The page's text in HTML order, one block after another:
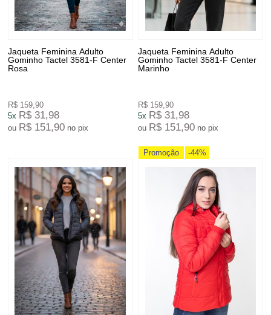
Jaqueta Feminina Adulto
Gominho Tactel 3581-F Center
Rosa
R$ 159,90
5x R$ 31,98
ou R$ 151,90 no pix
Jaqueta Feminina Adulto
Gominho Tactel 3581-F Center
Marinho
R$ 159,90
5x R$ 31,98
ou R$ 151,90 no pix
Promoção -44%